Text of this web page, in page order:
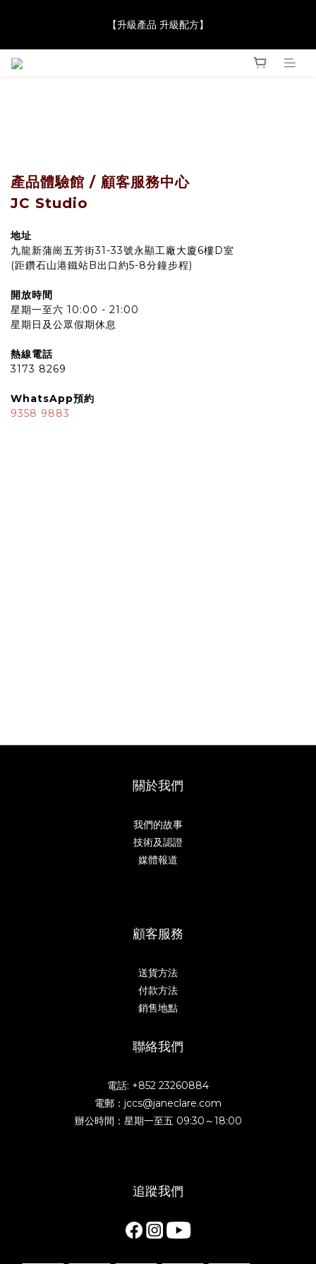
Award 勇奪金獎】
【升級產品 升級配方】
【JaneClare 康膚薈在iida Award Milan 2024 Professional
產品體驗館 / 顧客服務中心
JC Studio
地址
九龍新蒲崗五芳街31-33號永顯工廠大廈6樓D室
(距鑽石山港鐵站B出口約5-8分鐘步程)
開放時間
星期一至六 10:00 - 21:00
星期日及公眾假期休息
熱線電話
3173 8269
WhatsApp預約
9358 9883
關於我們
我們的故事
技術及認證
媒體報道
顧客服務
送貨方法
付款方法
銷售地點
聯絡我們
電話: +852 23260884
電郵：jccs@janeclare.com
辦公時間：星期一至五 09:30～18:00
追蹤我們